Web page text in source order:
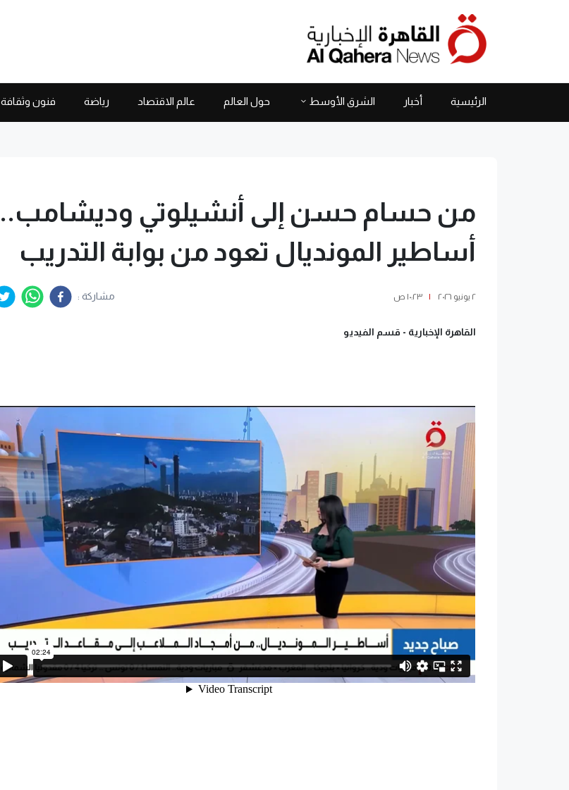
الرئيسية أخبار الشرق الأوسط حول العالم عالم الاقتصاد رياضة فنون وثقافة
من حسام حسن إلى أنشيلوتي وديشامب..
أساطير المونديال تعود من بوابة التدريب
٢ يونيو ٢٠٢٦ | ١٠:٢٣ ص مشاركة :
القاهرة الإخبارية - قسم الفيديو